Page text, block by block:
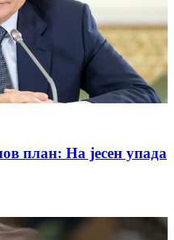
план: На јесен упада